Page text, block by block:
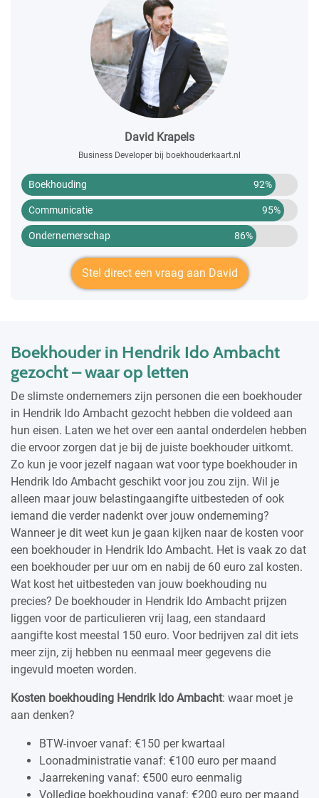
David Krapels
Business Developer bij boekhouderkaart.nl
Boekhouding 92%
Communicatie 95%
Ondernemerschap 86%
Stel direct een vraag aan David
Boekhouder in Hendrik Ido Ambacht
gezocht – waar op letten
De slimste ondernemers zijn personen die een boekhouder
in Hendrik Ido Ambacht gezocht hebben die voldeed aan
hun eisen. Laten we het over een aantal onderdelen hebben
die ervoor zorgen dat je bij de juiste boekhouder uitkomt.
Zo kun je voor jezelf nagaan wat voor type boekhouder in
Hendrik Ido Ambacht geschikt voor jou zou zijn. Wil je
alleen maar jouw belastingaangifte uitbesteden of ook
iemand die verder nadenkt over jouw onderneming?
Wanneer je dit weet kun je gaan kijken naar de kosten voor
een boekhouder in Hendrik Ido Ambacht. Het is vaak zo dat
een boekhouder per uur om en nabij de 60 euro zal kosten.
Wat kost het uitbesteden van jouw boekhouding nu
precies? De boekhouder in Hendrik Ido Ambacht prijzen
liggen voor de particulieren vrij laag, een standaard
aangifte kost meestal 150 euro. Voor bedrijven zal dit iets
meer zijn, zij hebben nu eenmaal meer gegevens die
ingevuld moeten worden.
Kosten boekhouding Hendrik Ido Ambacht: waar moet je
aan denken?
BTW-invoer vanaf: €150 per kwartaal
Loonadministratie vanaf: €100 euro per maand
Jaarrekening vanaf: €500 euro eenmalig
Volledige boekhouding vanaf: €200 euro per maand